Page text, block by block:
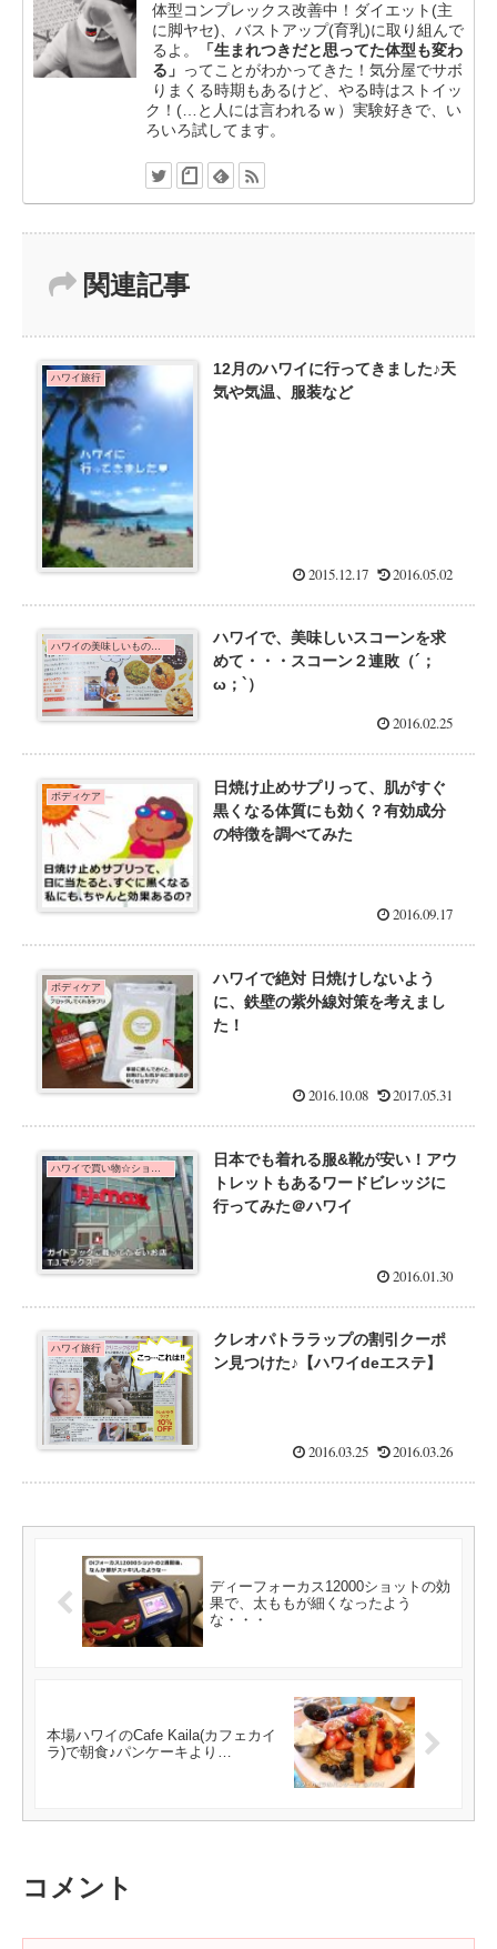
体型コンプレックス改善中！ダイエット(主
に脚ヤセ)、バストアップ(育乳)に取り組んで
るよ。
「生まれつきだと思ってた体型も変わ
る」 ってことがわかってきた！気分屋でサボ
りまくる時期もあるけど、やる時はストイッ
ク！(…と人には言われるｗ）実験好きで、い
ろいろ試してます。
関連記事
ハワイ旅行
12月のハワイに行ってきました♪天
気や気温、服装など
2015.12.17 2016.05.02
ハワイの美味しいもの☆グルメ
ハワイで、美味しいスコーンを求
めて・・・スコーン２連敗（´；
ω；`）
2016.02.25
ボディケア
日焼け止めサプリって、肌がすぐ
黒くなる体質にも効く？有効成分
の特徴を調べてみた
2016.09.17
ボディケア
ハワイで絶対 日焼けしないよう
に、鉄壁の紫外線対策を考えまし
た！
2016.10.08 2017.05.31
日本でも着れる服&靴が安い！アウ
トレットもあるワードビレッジに
行ってみた＠ハワイ
2016.01.30
ハワイ旅行
クレオパトララップの割引クーポ
ン見つけた♪【ハワイdeエステ】
2016.03.25 2016.03.26
ディーフォーカス12000ショットの効
果で、太ももが細くなったよう
な・・・
本場ハワイのCafe Kaila(カフェカイ
ラ)で朝食♪パンケーキより…
コメント